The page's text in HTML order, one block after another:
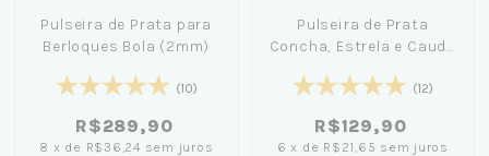
Pulseira de Prata para
Berloques Bola (2mm)
(10)
R$289,90
8 x de R$36,24 sem juros
Pulseira de Prata
Concha, Estrela e Cauda
(12)
R$129,90
6 x de R$21,65 sem juros